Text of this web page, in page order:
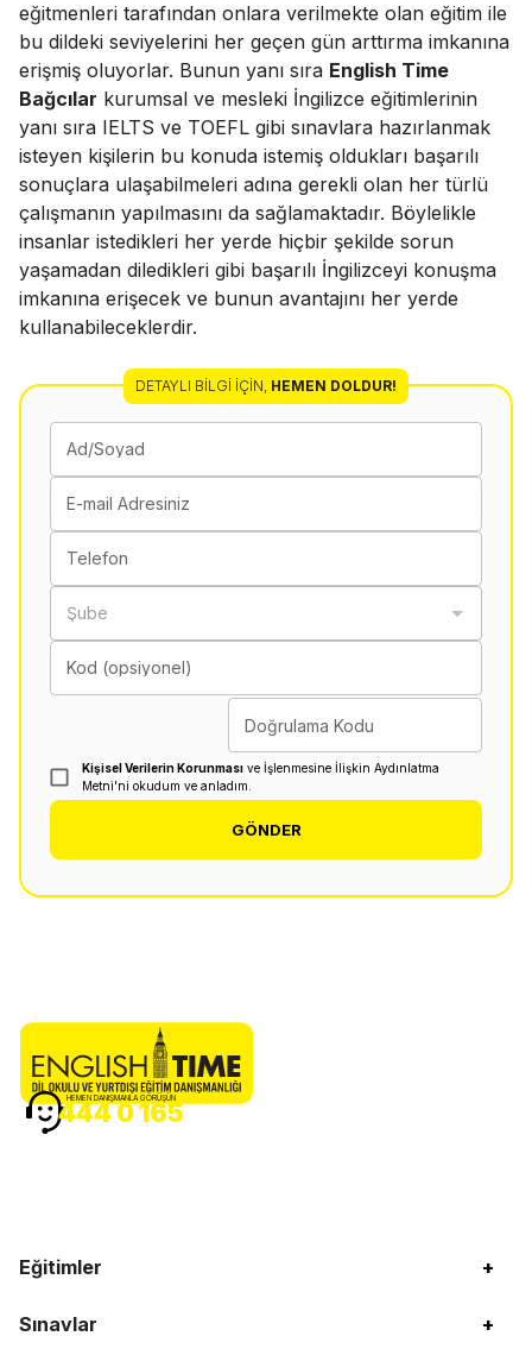
eğitmenleri tarafından onlara verilmekte olan eğitim ile
bu dildeki seviyelerini her geçen gün arttırma imkanına
erişmiş oluyorlar. Bunun yanı sıra English Time
Bağcılar kurumsal ve mesleki İngilizce eğitimlerinin
yanı sıra IELTS ve TOEFL gibi sınavlara hazırlanmak
isteyen kişilerin bu konuda istemiş oldukları başarılı
sonuçlara ulaşabilmeleri adına gerekli olan her türlü
çalışmanın yapılmasını da sağlamaktadır. Böylelikle
insanlar istedikleri her yerde hiçbir şekilde sorun
yaşamadan diledikleri gibi başarılı İngilizceyi konuşma
imkanına erişecek ve bunun avantajını her yerde
kullanabileceklerdir.
DETAYLI BILGI İÇIN, HEMEN DOLDUR!
Ad/Soyad
E-mail Adresiniz
Telefon
Şube
Kod (opsiyonel)
Doğrulama Kodu
Kişisel Verilerin Korunması ve İşlenmesine İlişkin Aydınlatma
Metni'ni okudum ve anladım.
GÖNDER
Eğitimler +
Sınavlar +
HEMEN DANIŞMANLA GÖRÜŞÜN
444 0 165